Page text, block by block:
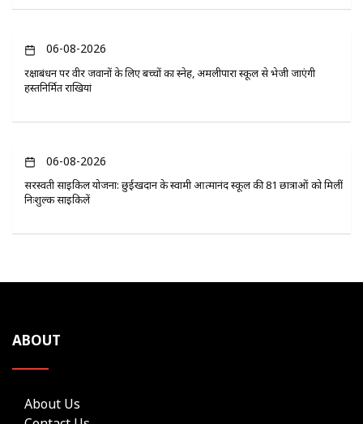
06-08-2026
रक्षाबंधन पर वीर जवानों के लिए बच्चों का स्नेह, अमलीपारा स्कूल से भेजी जाएंगी
हस्तनिर्मित राखियां
06-08-2026
सरस्वती साइकिल योजना: छुईखदान के स्वामी आत्मानंद स्कूल की 81 छात्राओं को मिलीं
निःशुल्क साइकिलें
ABOUT
About Us